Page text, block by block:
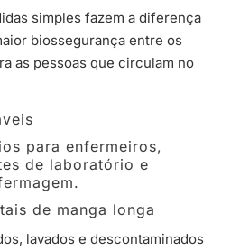
simples fazem a diferença
biossegurança entre os
as pessoas que circulam no
para enfermeiros,
de laboratório e
de manga longa
lavados e descontaminados